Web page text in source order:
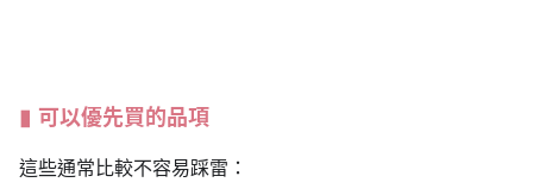
可以優先買的品項
這些通常比較不容易踩雷：